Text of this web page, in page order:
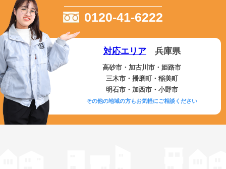
0120-41-6222
対応エリア兵庫県
高砂市・加古川市・姫路市
三木市・播磨町・稲美町
明石市・加西市・小野市
その他の地域の方もお気軽にご相談ください